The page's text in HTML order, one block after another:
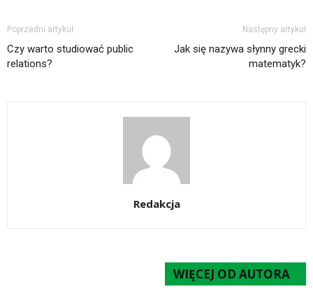
Poprzedni artykuł
Czy warto studiować public
relations?
Następny artykuł
Jak się nazywa słynny grecki
matematyk?
Redakcja
WIĘCEJ OD AUTORA